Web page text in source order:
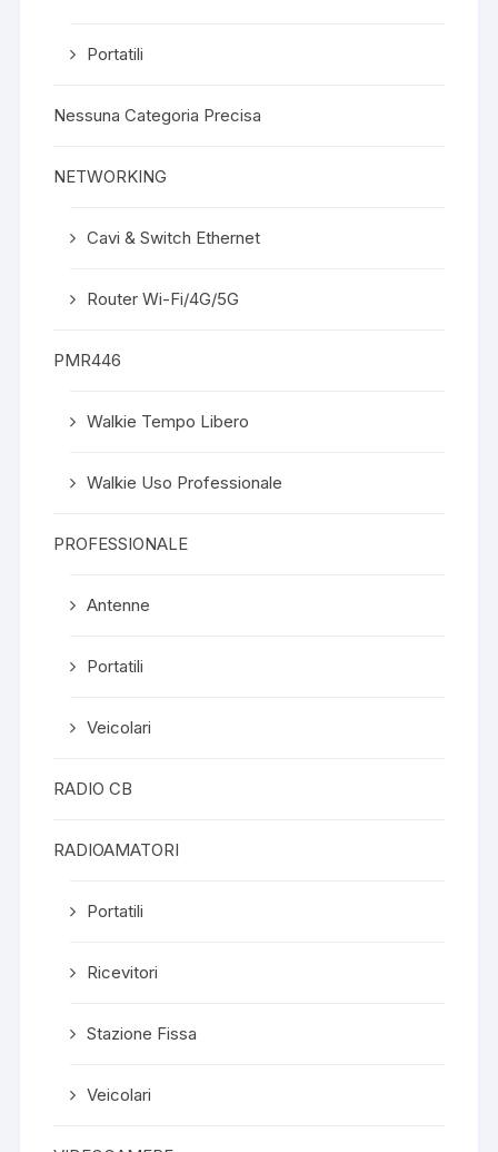
Portatili
Nessuna Categoria Precisa
NETWORKING
Cavi & Switch Ethernet
Router Wi-Fi/4G/5G
PMR446
Walkie Tempo Libero
Walkie Uso Professionale
PROFESSIONALE
Antenne
Portatili
Veicolari
RADIO CB
RADIOAMATORI
Portatili
Ricevitori
Stazione Fissa
Veicolari